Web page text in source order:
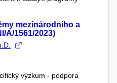
mezinárodního a
A/1561/2023)
výzkum - podpora